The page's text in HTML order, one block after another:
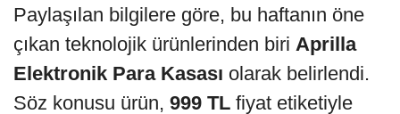
Paylaşılan bilgilere göre, bu haftanın öne
çıkan teknolojik ürünlerinden biri Aprilla
Elektronik Para Kasası olarak belirlendi.
Söz konusu ürün, 999 TL fiyat etiketiyle